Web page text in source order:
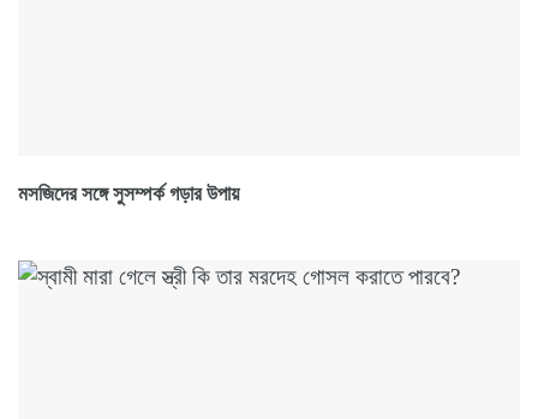
মসজিদের সঙ্গে সুসম্পর্ক গড়ার উপায়